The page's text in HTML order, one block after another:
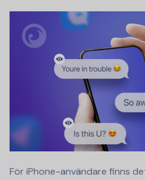
För iPhone-användare finns